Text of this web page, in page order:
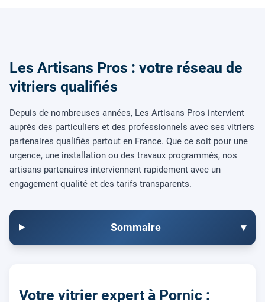
Les Artisans Pros : votre réseau de
vitriers qualifiés
Depuis de nombreuses années, Les Artisans Pros intervient
auprès des particuliers et des professionnels avec ses vitriers
partenaires qualifiés partout en France. Que ce soit pour une
urgence, une installation ou des travaux programmés, nos
artisans partenaires interviennent rapidement avec un
engagement qualité et des tarifs transparents.
Sommaire ▾
Votre vitrier expert à Pornic :